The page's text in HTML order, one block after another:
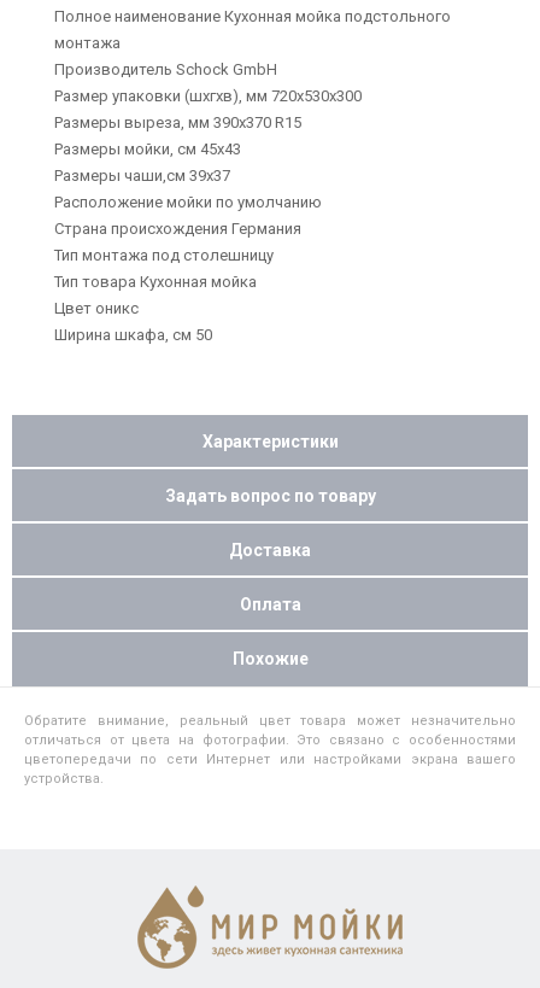
Полное наименование Кухонная мойка подстольного
монтажа
Производитель Schock GmbH
Размер упаковки (шхгхв), мм 720х530х300
Размеры выреза, мм 390х370 R15
Размеры мойки, см 45х43
Размеры чаши,см 39x37
Расположение мойки по умолчанию
Страна происхождения Германия
Тип монтажа под столешницу
Тип товара Кухонная мойка
Цвет оникс
Ширина шкафа, см 50
Характеристики
Задать вопрос по товару
Доставка
Оплата
Похожие
Обратите внимание, реальный цвет товара может незначительно
отличаться от цвета на фотографии. Это связано с особенностями
цветопередачи по сети Интернет или настройками экрана вашего
устройства.